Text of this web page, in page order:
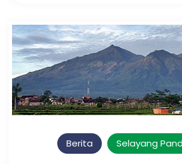
Berita Selayang